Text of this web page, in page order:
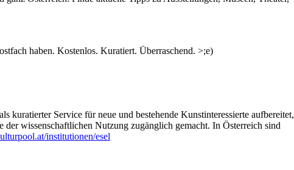
haben. Kostenlos. Kuratiert. Überraschend. >;e)
kuratierter Service für neue und bestehende Kunstinteressierte aufbereitet,
wissenschaftlichen Nutzung zugänglich gemacht. In Österreich sind
institutionen/esel